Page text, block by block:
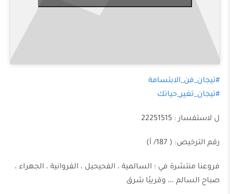
#تيجان_فن_الابتسامة
#تيجان_تغير_حياتك
ل لاستفسار : 22251515
رقم الترخيص: ( 187/ أ)
‏‎‏‎فروعنا منتشرة في ؛ السالمية ، الفحيحيل ، الفروانية ، الجهراء ،
صباح السالم ،،، وقريبًا شرق